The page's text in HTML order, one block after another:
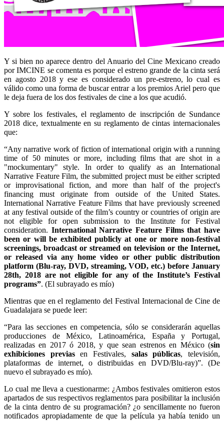
Y si bien no aparece dentro del Anuario del Cine Mexicano creado
por IMCINE se comenta es porque el estreno grande de la cinta será
en agosto 2018 y ese es considerado un pre-estreno, lo cual es
válido como una forma de buscar entrar a los premios Ariel pero que
le deja fuera de los dos festivales de cine a los que acudió.
Y sobre los festivales, el reglamento de inscripción de Sundance
2018 dice, textualmente en su reglamento de cintas internacionales
que:
“Any narrative work of fiction of international origin with a running
time of 50 minutes or more, including films that are shot in a
"mockumentary" style. In order to qualify as an International
Narrative Feature Film, the submitted project must be either scripted
or improvisational fiction, and more than half of the project's
financing must originate from outside of the United States.
International Narrative Feature Films that have previously screened
at any festival outside of the film’s country or countries of origin are
not eligible for open submission to the Institute for Festival
consideration. International Narrative Feature Films that have
been or will be exhibited publicly at one or more non-festival
screenings, broadcast or streamed on television or the Internet,
or released via any home video or other public distribution
platform (Blu-ray, DVD, streaming, VOD, etc.) before January
28th, 2018 are not eligible for any of the Institute’s Festival
programs”. (El subrayado es mío)
Mientras que en el reglamento del Festival Internacional de Cine de
Guadalajara se puede leer:
“Para las secciones en competencia, sólo se considerarán aquellas
producciones de México, Latinoamérica, España y Portugal,
realizadas en 2017 ó 2018, y que sean estrenos en México (sin
exhibiciones previasen Festivales, salas públicas, televisión,
plataformas de internet, o distribuidas en DVD/Blu-ray)”. (De
nuevo el subrayado es mío).
Lo cual me lleva a cuestionarme: ¿Ambos festivales omitieron estos
apartados de sus respectivos reglamentos para posibilitar la inclusión
de la cinta dentro de su programación? ¿o sencillamente no fueron
notificados apropiadamente de que la película ya había tenido un